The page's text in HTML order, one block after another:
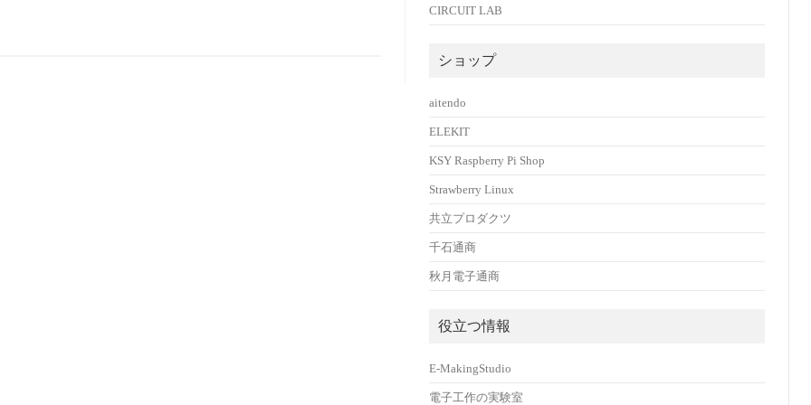
CIRCUIT LAB
ショップ
aitendo
ELEKIT
KSY Raspberry Pi Shop
Strawberry Linux
共立プロダクツ
千石通商
秋月電子通商
役立つ情報
E-MakingStudio
電子工作の実験室